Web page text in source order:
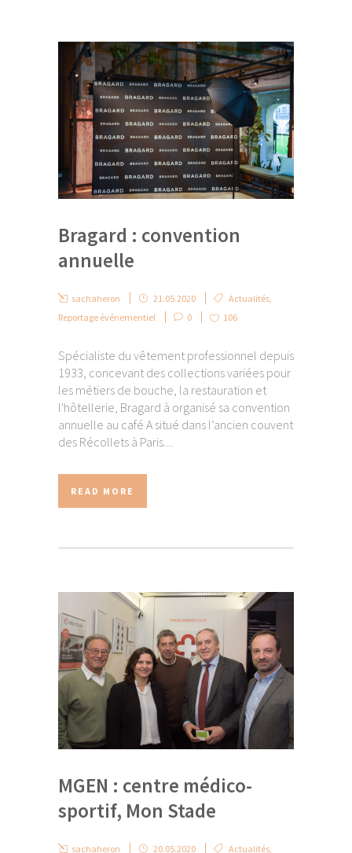
Bragard : convention
annuelle
sachaheron 21.05.2020 Actualités
Reportage événementiel
0 106
Spécialiste du vêtement professionnel depuis
1933, concevant des collections variées pour
les métiers de bouche, la restauration et
l'hôtellerie, Bragard à organisé sa convention
annuelle au café A situé dans l’ancien couvent
des Récollets à Paris....
READ MORE
MGEN : centre médico-
sportif, Mon Stade
sachaheron 20.05.2020 Actualités